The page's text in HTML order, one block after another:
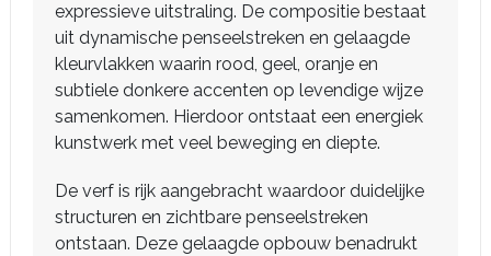
expressieve uitstraling. De compositie bestaat
uit dynamische penseelstreken en gelaagde
kleurvlakken waarin rood, geel, oranje en
subtiele donkere accenten op levendige wijze
samenkomen. Hierdoor ontstaat een energiek
kunstwerk met veel beweging en diepte.
De verf is rijk aangebracht waardoor duidelijke
structuren en zichtbare penseelstreken
ontstaan. Deze gelaagde opbouw benadrukt